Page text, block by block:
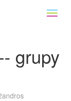
grupy